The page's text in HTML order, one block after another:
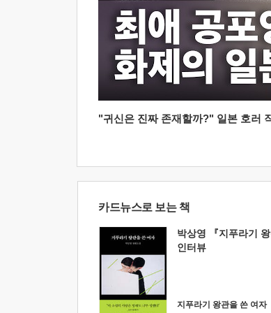
"귀신은 진짜 존재할까?" 일본 호러
카드뉴스로 보는 책
박상영 『지푸라기 왕
인터뷰
지푸라기 왕관을 쓴 여자